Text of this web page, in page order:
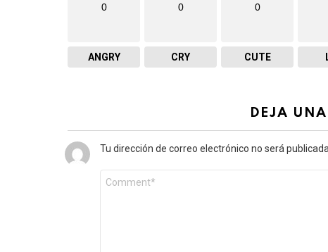
0
ANGRY
0
CRY
0
CUTE
DEJA
Tu dirección de correo electrónico no será publicada.